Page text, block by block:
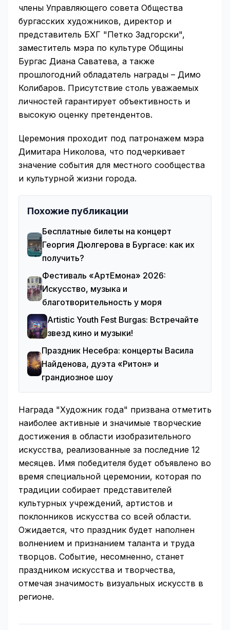
члены Управляющего совета Общества
бургасских художников, директор и
представитель БХГ "Петко Задгорски",
заместитель мэра по культуре Общины
Бургас Диана Саватева, а также
прошлогодний обладатель награды – Димо
Колибаров. Присутствие столь уважаемых
личностей гарантирует объективность и
высокую оценку претендентов.
Церемония проходит под патронажем мэра
Димитара Николова, что подчеркивает
значение события для местного сообщества
и культурной жизни города.
Похожие публикации
Бесплатные билеты на концерт
Георгия Дюлгерова в Бургасе: как их
получить?
Фестиваль «АртЕмона» 2026:
Искусство, музыка и
благотворительность у моря
Artistic Youth Fest Burgas: Встречайте
звезд кино и музыки!
Праздник Несебра: концерты Васила
Найденова, дуэта «Ритон» и
грандиозное шоу
Награда "Художник года" призвана отметить
наиболее активные и значимые творческие
достижения в области изобразительного
искусства, реализованные за последние 12
месяцев. Имя победителя будет объявлено во
время специальной церемонии, которая по
традиции собирает представителей
культурных учреждений, артистов и
поклонников искусства со всей области.
Ожидается, что праздник будет наполнен
волнением и признанием таланта и труда
творцов. Событие, несомненно, станет
праздником искусства и творчества,
отмечая значимость визуальных искусств в
регионе.